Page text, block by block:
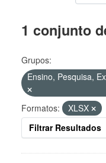
1 conjunto
Grupos:
Ensino, Pesquisa,
Formatos: XLSX
Filtrar Resultados